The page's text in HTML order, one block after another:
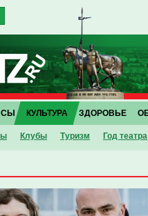
КУЛЬТУРА
Клубы Туризм Год театра
ЗДОРОВЬЕ